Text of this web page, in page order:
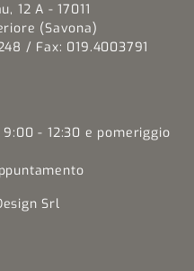
12 A - 17011
(Savona)
/ Fax: 019.4003791
- 12:30 e pomeriggio
Srl